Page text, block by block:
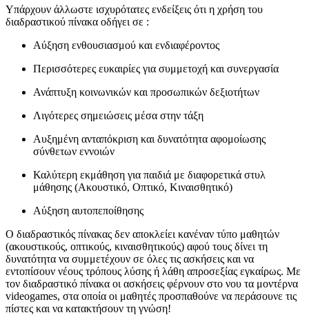
Υπάρχουν άλλωστε ισχυρότατες ενδείξεις ότι η χρήση του
διαδραστικού πίνακα οδήγει σε :
Αύξηση ενθουσιασμού και ενδιαφέροντος
Περισσότερες ευκαιρίες για συμμετοχή και συνεργασία
Ανάπτυξη κοινωνικών και προσωπικών δεξιοτήτων
Λιγότερες σημειώσεις μέσα στην τάξη
Αυξημένη ανταπόκριση και δυνατότητα αφομοίωσης
σύνθετων εννοιών
Καλύτερη εκμάθηση για παιδιά με διαφορετικά στυλ
μάθησης (Ακουστικό, Οπτικό, Κιναισθητικό)
Αύξηση αυτοπεποίθησης
Ο διαδραστικός πίνακας δεν αποκλείει κανέναν τύπο μαθητών
(ακουστικούς, οπτικούς, κιναισθητικούς) αφού τους δίνει τη
δυνατότητα να συμμετέχουν σε όλες τις ασκήσεις και να
εντοπίσουν νέους τρόπους λύσης ή λάθη απροσεξίας εγκαίρως. Με
τον διαδραστικό πίνακα οι ασκήσεις φέρνουν στο νου τα μοντέρνα
videogames, στα οποία οι μαθητές προσπαθούνε να περάσουνε τις
πίστες και να κατακτήσουν τη γνώση!